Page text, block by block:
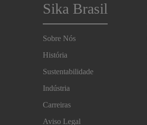
Sika Brasil
Sobre Nós
História
Sustentabilidade
Indústria
Carreiras
Aviso Legal